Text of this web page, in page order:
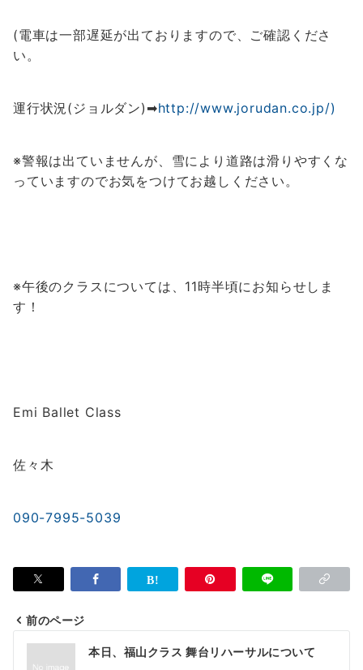
(電車は一部遅延が出ておりますので、 ご確認くださ
い。
運行状況(ジョルダン)➡http://www.jorudan.co.jp/)
※警報は出ていませんが、雪により道路は滑りやすくな
っていますのでお気をつけてお越しください。
※午後のクラスについては、11時半頃にお知らせしま
す！
Emi Ballet Class
佐々木
090-7995-5039
投
前のページ
本日、福山クラス 舞台リハーサルについて